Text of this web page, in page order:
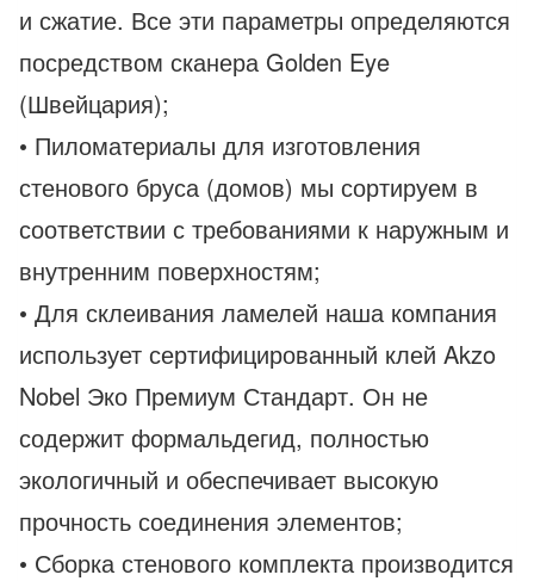
и сжатие. Все эти параметры определяются
посредством сканера Golden Eye
(Швейцария);
• Пиломатериалы для изготовления
стенового бруса (домов) мы сортируем в
соответствии с требованиями к наружным и
внутренним поверхностям;
• Для склеивания ламелей наша компания
использует сертифицированный клей Akzo
Nobel Эко Премиум Стандарт. Он не
содержит формальдегид, полностью
экологичный и обеспечивает высокую
прочность соединения элементов;
• Сборка стенового комплекта производится